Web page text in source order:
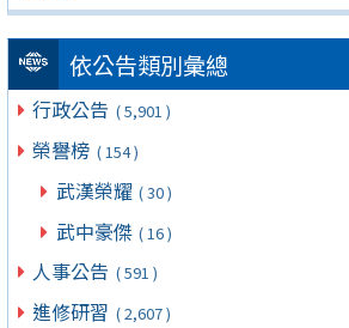
依公告類別彙總
行政公告 ( 5,901 )
榮譽榜 ( 154 )
武漢榮耀 ( 30 )
武中豪傑 ( 16 )
人事公告 ( 591 )
進修研習 ( 2,607 )